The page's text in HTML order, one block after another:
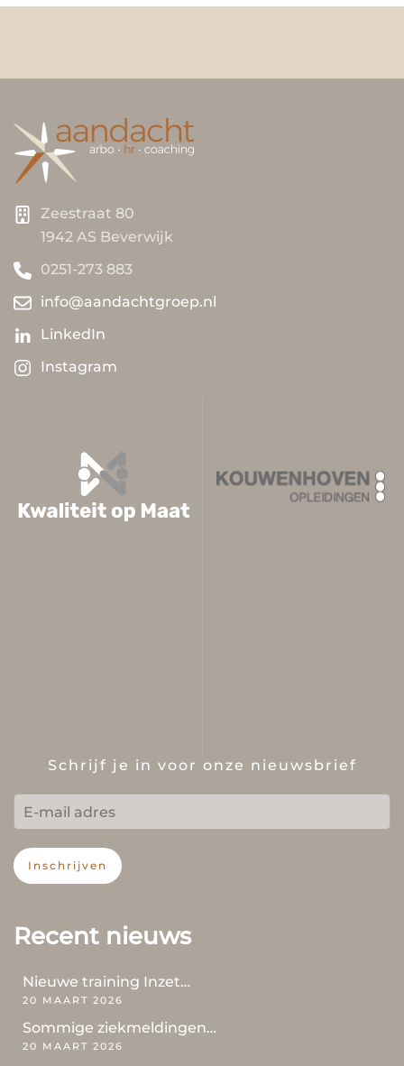
Zeestraat 80
1942 AS Beverwijk
0251-273 883
info@aandachtgroep.nl
LinkedIn
Instagram
Schrijf je in voor onze nieuwsbrief
Inschrijven
Recent nieuws
Nieuwe training Inzet…
20 MAART 2026
Sommige ziekmeldingen…
20 MAART 2026